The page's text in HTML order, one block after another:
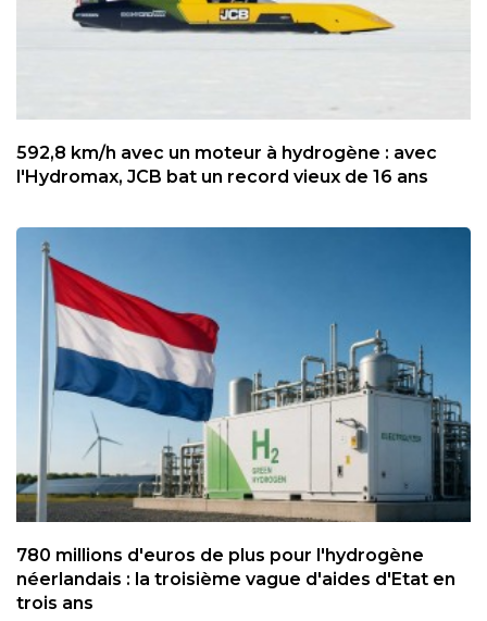
592,8 km/h avec un moteur à hydrogène : avec
l'Hydromax, JCB bat un record vieux de 16 ans
780 millions d'euros de plus pour l'hydrogène
néerlandais : la troisième vague d'aides d'Etat en
trois ans